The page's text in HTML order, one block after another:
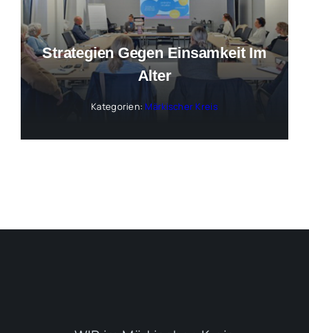
Strategien Gegen Einsamkeit Im
Alter
Kategorien: Märkischer Kreis